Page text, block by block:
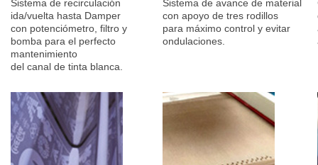
Sistema de recirculación
ida/vuelta hasta Damper
con potenciómetro, filtro y
bomba para el perfecto
mantenimiento
del canal de tinta blanca.
Sistema de avance de material
con apoyo de tres rodillos
para máximo control y evitar
ondulaciones.